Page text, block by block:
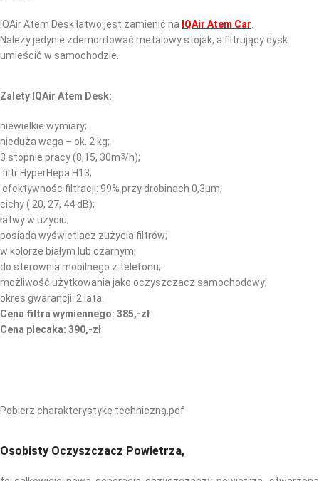
IQAir Atem Desk łatwo jest zamienić na IQAir Atem Car
Należy jedynie zdemontować metalowy stojak, a filtrujący dysk
umieścić w samochodzie.
Zalety IQAir Atem Desk:
niewielkie wymiary;
nieduża waga – ok. 2 kg;
3 stopnie pracy (8,15, 30m3/h);
filtr HyperHepa H13;
efektywnośc filtracji: 99% przy drobinach 0,3µm;
cichy ( 20, 27, 44 dB);
łatwy w użyciu;
posiada wyświetlacz zużycia filtrów;
w kolorze białym lub czarnym;
do sterownia mobilnego z telefonu;
możliwość użytkowania jako oczyszczacz samochodowy;
okres gwarancji: 2 lata.
Cena filtra wymiennego: 385,-zł
Cena plecaka: 390,-zł
Pobierz charakterystykę techniczną.pdf
Osobisty Oczyszczacz Powietrza,